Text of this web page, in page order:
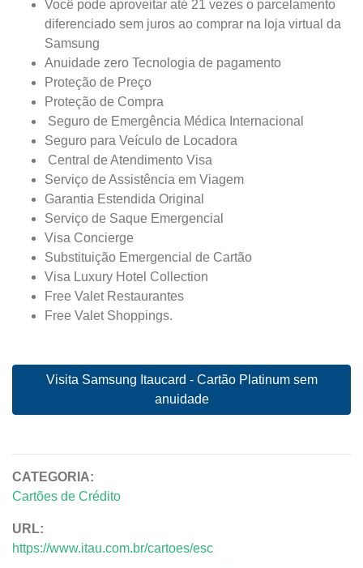
CATEGORIA:
Cartões de Crédito
URL:
https://www.itau.com.br/cartoes/esc
Você pode aproveitar até 21 vezes o parcelamento
diferenciado sem juros ao comprar na loja virtual da
Samsung
Anuidade zero Tecnologia de pagamento
Proteção de Preço
Proteção de Compra
Seguro de Emergência Médica Internacional
Seguro para Veículo de Locadora
Central de Atendimento Visa
Serviço de Assistência em Viagem
Garantia Estendida Original
Serviço de Saque Emergencial
Visa Concierge
Substituição Emergencial de Cartão
Visa Luxury Hotel Collection
Free Valet Restaurantes
Free Valet Shoppings.
Visita Samsung Itaucard - Cartão Platinum sem
anuidade